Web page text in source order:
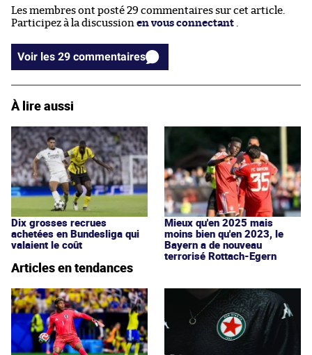
Les membres ont posté 29 commentaires sur cet article.
Participez à la discussion en vous connectant
Voir les 29 commentaires
À lire aussi
Dix grosses recrues
achetées en Bundesliga qui
valaient le coût
Mieux qu'en 2025 mais
moins bien qu'en 2023, le
Bayern a de nouveau
terrorisé Rottach-Egern
Articles en tendances